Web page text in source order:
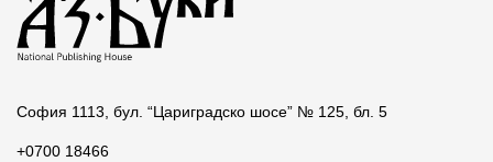
София 1113, бул. “Цариградско шосе” № 125, бл. 5
+0700 18466